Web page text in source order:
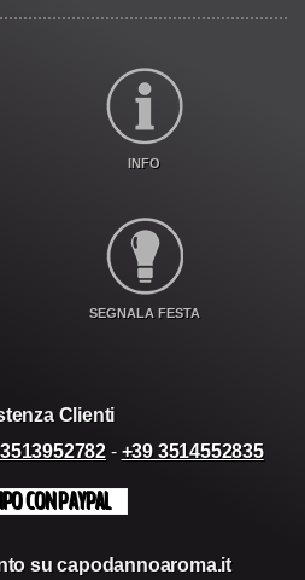
INFO
SEGNALA FESTA
Clienti
- +39 3514552835
CON PAYPAL
su capodannoaroma.it